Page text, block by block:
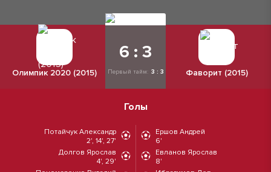
Олимпик 2020 (2015)
6 : 3
Первый тайм: 3 : 3 Фаворит (2015)
Голы
Потайчук Александр
2', 14', 27'
Долгов Ярослав
4', 29'
Ершов Андрей
6'
Евланов Ярослав
8'